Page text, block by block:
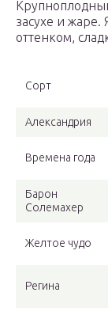
засухе и жаре.
оттенком,
Сорт
Александрия
Времена года
Барон
Солемахер
Желтое чудо
Регина